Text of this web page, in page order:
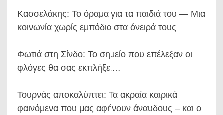
Κασσελάκης: Το όραμα για τα παιδιά του — Μια
κοινωνία χωρίς εμπόδια στα όνειρά τους
Φωτιά στη Σίνδο: Το σημείο που επέλεξαν οι
φλόγες θα σας εκπλήξει…
Τουρνάς αποκαλύπτει: Τα ακραία καιρικά
φαινόμενα που μας αφήνουν άναυδους – και ο